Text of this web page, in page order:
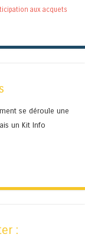
aux acquets
se déroule une
un Kit Info
: